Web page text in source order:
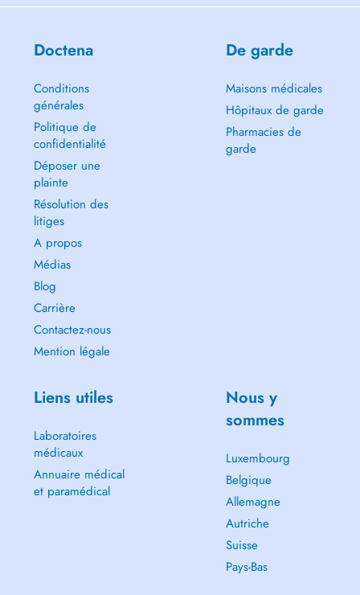
Doctena
Conditions
générales
Politique de
confidentialité
Déposer une
plainte
Résolution des
litiges
A propos
Médias
Blog
Carrière
Contactez-nous
Mention légale
De garde
Maisons médicales
Hôpitaux de garde
Pharmacies de
garde
Liens utiles
Laboratoires
médicaux
Annuaire médical
et paramédical
Nous y
sommes
Luxembourg
Belgique
Allemagne
Autriche
Suisse
Pays-Bas